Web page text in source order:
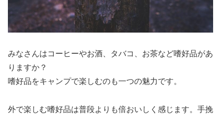
みなさんはコーヒーやお酒、タバコ、お茶など嗜好品があ
りますか？
嗜好品をキャンプで楽しむのも一つの魅力です。
外で楽しむ嗜好品は普段よりも倍おいしく感じます。手挽